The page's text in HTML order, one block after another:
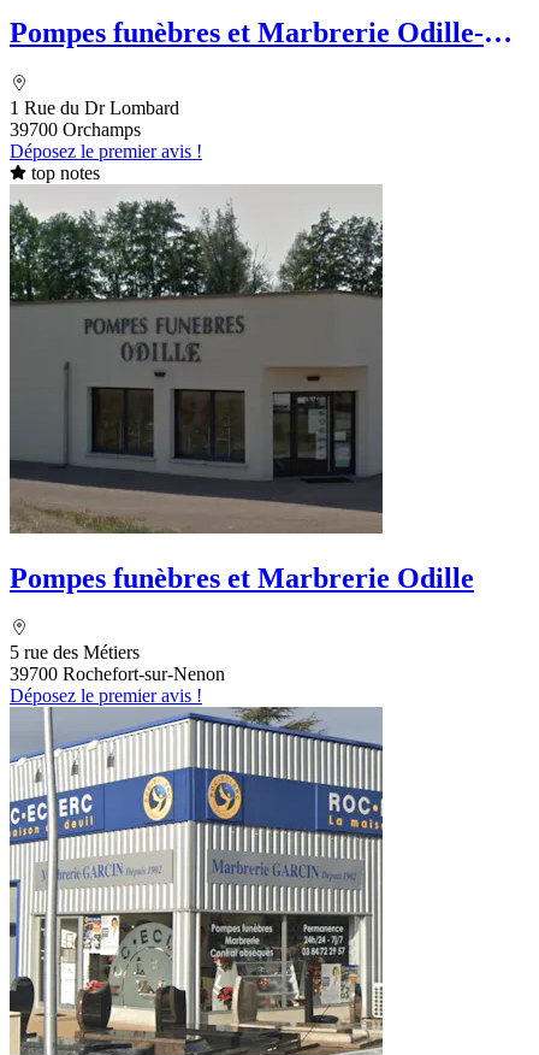
Pompes funèbres et Marbrerie Odille-
1 Rue du Dr Lombard
39700 Orchamps
Déposez le premier avis !
top notes
Pompes funèbres et Marbrerie Odille
5 rue des Métiers
39700 Rochefort-sur-Nenon
Déposez le premier avis !